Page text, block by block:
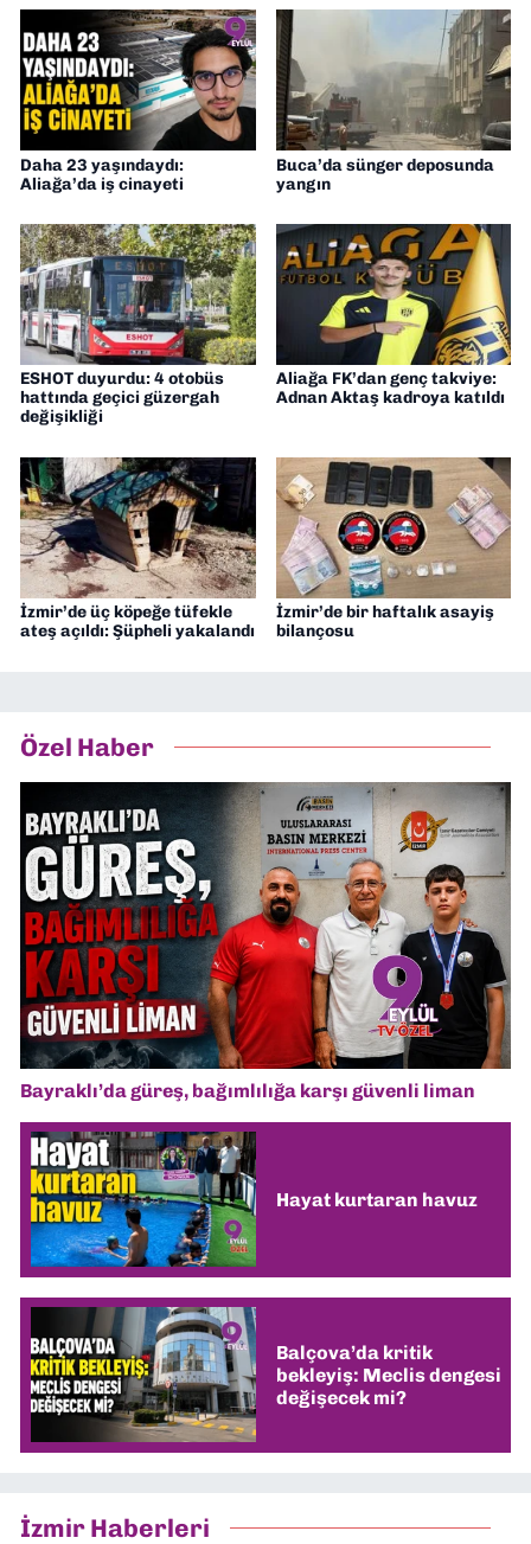
Daha 23 yaşındaydı:
Aliağa’da iş cinayeti
Buca’da sünger deposunda
yangın
ESHOT duyurdu: 4 otobüs
hattında geçici güzergah
değişikliği
Aliağa FK’dan genç takviye:
Adnan Aktaş kadroya katıldı
İzmir’de üç köpeğe tüfekle
ateş açıldı: Şüpheli yakalandı
İzmir’de bir haftalık asayiş
bilançosu
Özel Haber
Bayraklı’da güreş, bağımlılığa karşı güvenli liman
Hayat kurtaran havuz
Balçova’da kritik
bekleyiş: Meclis dengesi
değişecek mi?
İzmir Haberleri